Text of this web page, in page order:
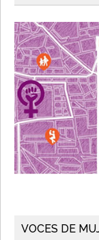
VOCES DE